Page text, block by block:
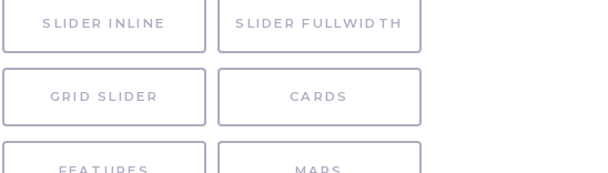
SLIDER INLINE SLIDER FULLWIDTH
GRID SLIDER CARDS